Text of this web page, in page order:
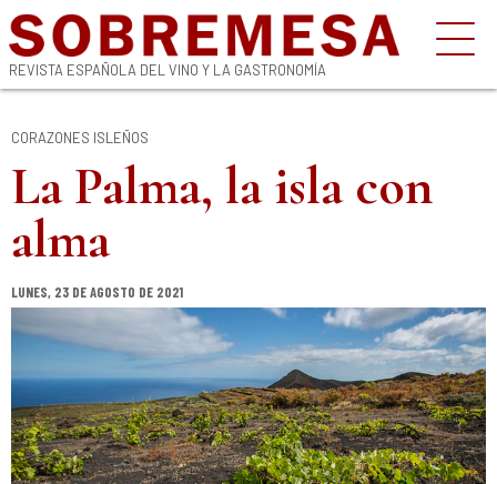
REVISTA ESPAÑOLA DEL VINO Y LA GASTRONOMÍA
CORAZONES ISLEÑOS
La Palma, la isla con
alma
LUNES, 23 DE AGOSTO DE 2021